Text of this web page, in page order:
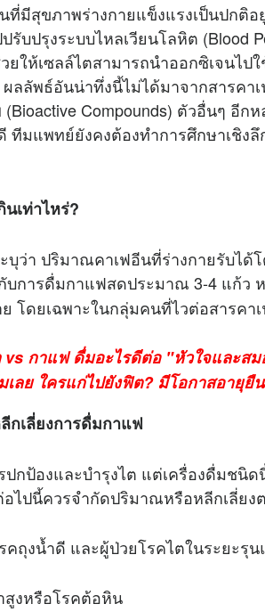
ที่มีสุขภาพร่างกายแข็งแรงเป็นปกติ
บปรุงระบบไหลเวียนโลหิต (Blood
ยให้เซลล์ไตสามารถนำออกซิเจนไป
ลลัพธ์อันน่าทึ่งนี้ไม่ได้มาจากสารคาเ
Compounds) ตัวอื่นๆ อี
ทีมแพทย์ยังคงต้องทำการศึกษาเชิง
เท่าไหร่?
ว่า ปริมาณคาเฟอีนที่ร่างกายรับได้
บการดื่มกาแฟสดประมาณ 3-4 แก้ว
โดยเฉพาะในกลุ่มคนที่ไวต่อสารคา
vs กาแฟ ดื่มอะไรดีต่อ "หัวใจและส
ลย ใครแก่ไปยังฟิต? มีโอกาสอายุยืน
กเลี่ยงการดื่มกาแฟ
กป้องและบำรุงไต แต่เครื่องดื่มชนิด
ไปนี้ควรจำกัดปริมาณหรือหลีกเลี่ย
ถุงน้ำดี และผู้ป่วยโรคไตในระยะรุน
งหรือโรคต้อหิน